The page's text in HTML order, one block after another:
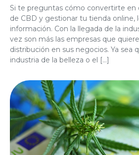
Si te preguntas cómo convertirte en
de CBD y gestionar tu tienda online,
información. Con la llegada de la
vez son más las empresas que
distribución en sus negocios. Ya sea
industria de la belleza o el […]